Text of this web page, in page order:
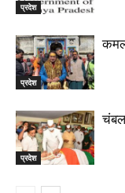
प्रदेश
प्रदेश
प्रदेश
चंबल